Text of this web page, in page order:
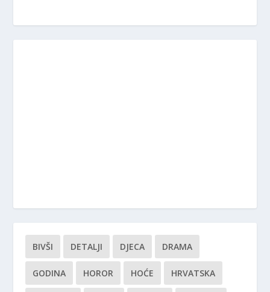
BIVŠI DETALJI DJECA DRAMA
GODINA HOROR HOĆE HRVATSKA